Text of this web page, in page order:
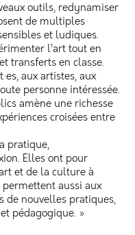
outils, redynamiser
de multiples
et ludiques.
l’art tout en
transferts en classe.
aux artistes, aux
personne intéressée.
amène une richesse
croisées entre
pratique,
Elles ont pour
et de la culture à
permettent aussi aux
de nouvelles pratiques,
pédagogique. »